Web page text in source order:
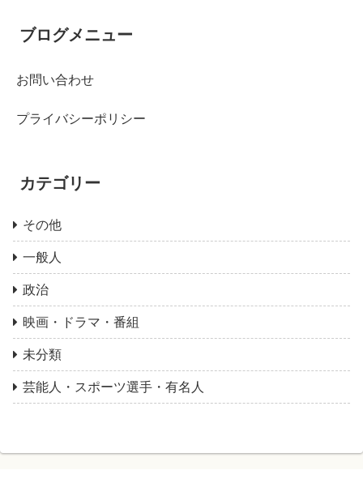
ブログメニュー
お問い合わせ
プライバシーポリシー
カテゴリー
その他
一般人
政治
映画・ドラマ・番組
未分類
芸能人・スポーツ選手・有名人